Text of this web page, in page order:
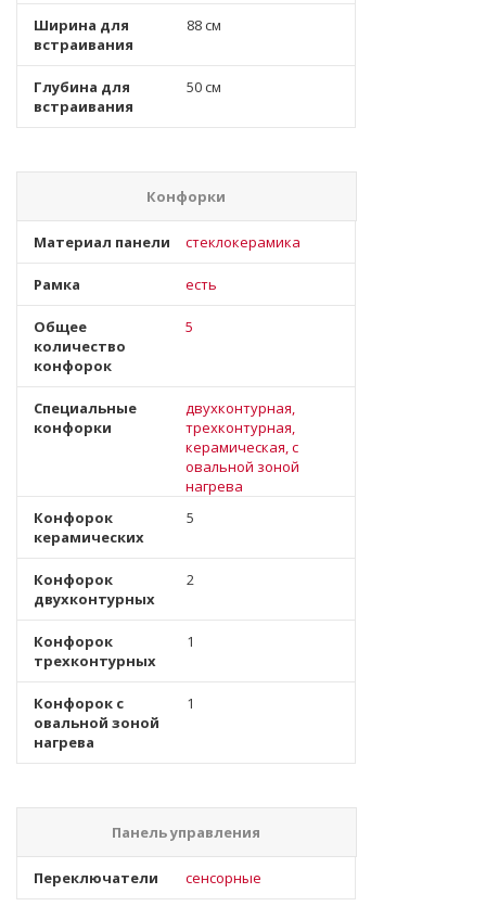
Ширина для
встраивания
88 см
Глубина для
встраивания
50 см
Конфорки
Материал панели стеклокерамика
Рамка есть
Общее
количество
конфорок
5
Специальные
конфорки
двухконтурная,
трехконтурная,
керамическая, с
овальной зоной
нагрева
Конфорок
керамических
5
Конфорок
двухконтурных
2
Конфорок
трехконтурных
1
Конфорок с
овальной зоной
нагрева
1
Панель управления
Переключатели сенсорные